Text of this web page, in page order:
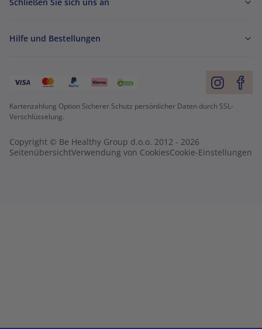
Hilfe und Bestellungen
Kartenzahlung Option Sicherer Schutz persönlicher Daten durch SSL-
Verschlüsselung.
Copyright © Be Healthy Group d.o.o. 2012 - 2026
SeitenübersichtVerwendung von CookiesCookie-Einstellungen